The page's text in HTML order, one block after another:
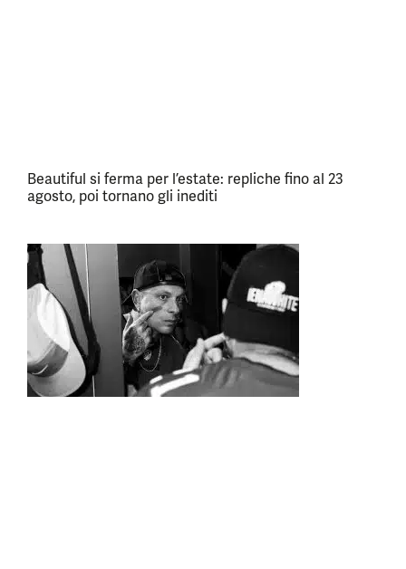
Beautiful si ferma per l’estate: repliche fino al 23
agosto, poi tornano gli inediti